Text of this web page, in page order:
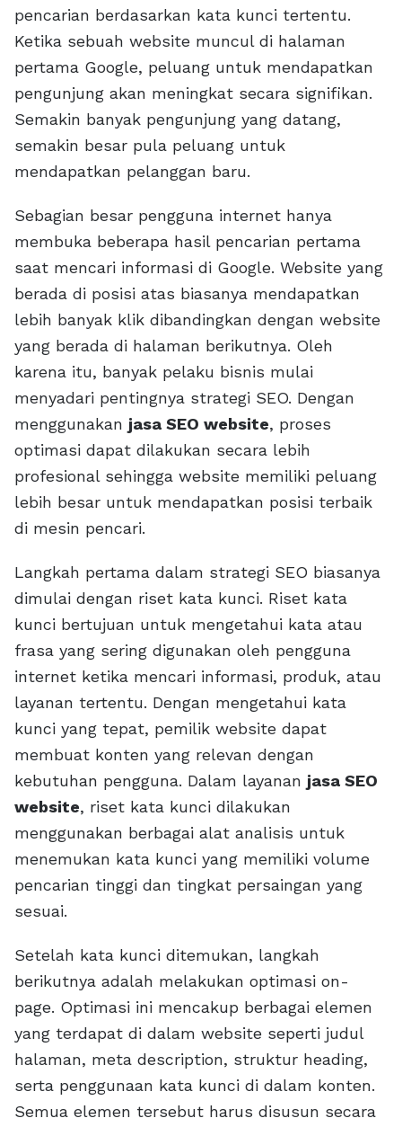
pencarian berdasarkan kata kunci tertentu.
Ketika sebuah website muncul di halaman
pertama Google, peluang untuk mendapatkan
pengunjung akan meningkat secara signifikan.
Semakin banyak pengunjung yang datang,
semakin besar pula peluang untuk
mendapatkan pelanggan baru.
Sebagian besar pengguna internet hanya
membuka beberapa hasil pencarian pertama
saat mencari informasi di Google. Website yang
berada di posisi atas biasanya mendapatkan
lebih banyak klik dibandingkan dengan website
yang berada di halaman berikutnya. Oleh
karena itu, banyak pelaku bisnis mulai
menyadari pentingnya strategi SEO. Dengan
menggunakan jasa SEO website, proses
optimasi dapat dilakukan secara lebih
profesional sehingga website memiliki peluang
lebih besar untuk mendapatkan posisi terbaik
di mesin pencari.
Langkah pertama dalam strategi SEO biasanya
dimulai dengan riset kata kunci. Riset kata
kunci bertujuan untuk mengetahui kata atau
frasa yang sering digunakan oleh pengguna
internet ketika mencari informasi, produk, atau
layanan tertentu. Dengan mengetahui kata
kunci yang tepat, pemilik website dapat
membuat konten yang relevan dengan
kebutuhan pengguna. Dalam layanan jasa SEO
website, riset kata kunci dilakukan
menggunakan berbagai alat analisis untuk
menemukan kata kunci yang memiliki volume
pencarian tinggi dan tingkat persaingan yang
sesuai.
Setelah kata kunci ditemukan, langkah
berikutnya adalah melakukan optimasi on-
page. Optimasi ini mencakup berbagai elemen
yang terdapat di dalam website seperti judul
halaman, meta description, struktur heading,
serta penggunaan kata kunci di dalam konten.
Semua elemen tersebut harus disusun secara